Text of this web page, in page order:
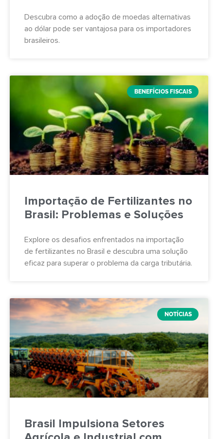
Descubra como a adoção de moedas alternativas
ao dólar pode ser vantajosa para os importadores
brasileiros.
BENEFÍCIOS FISCAIS
Importação de Fertilizantes no
Brasil: Problemas e Soluções
Explore os desafios enfrentados na importação
de fertilizantes no Brasil e descubra uma solução
eficaz para superar o problema da carga tributária.
NOTÍCIAS
Brasil Impulsiona Setores